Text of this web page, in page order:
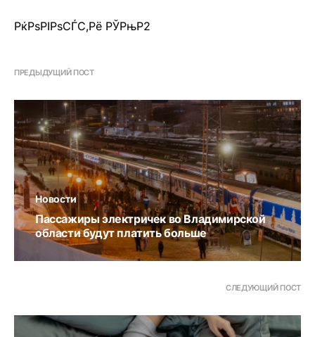
РќРѕРІРѕСЃС‚Рё РЎРњР2
ПРЕДЫДУЩИЙ ПОСТ
Новости
Пассажиры электричек во Владимирской
области будут платить больше
СЛЕДУЮЩИЙ ПОСТ